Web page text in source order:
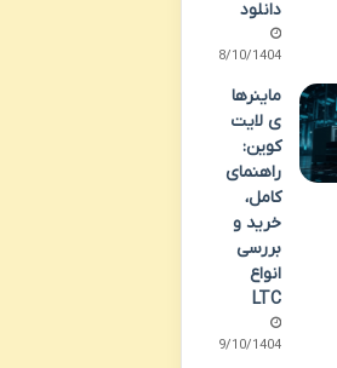
دانلود
08/10/1404
ماینرها
ی لایت
کوین:
راهنمای
کامل،
خرید و
بررسی
انواع
LTC
09/10/1404